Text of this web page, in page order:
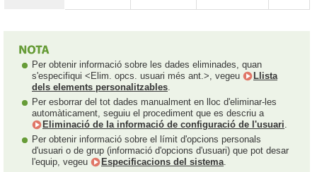
Per obtenir informació sobre les dades eliminades, quan
s'especifiqui <Elim. opcs. usuari més ant.>, vegeu
Llista
dels elements personalitzables.
Per esborrar del tot dades manualment en lloc d'eliminar-les
automàticament, seguiu el procediment que es descriu a
Eliminació de la informació de configuració de l'usuari.
Per obtenir informació sobre el límit d'opcions personals
d'usuari o de grup (informació d'opcions d'usuari) que pot desar
l'equip, vegeu
Especificacions del sistema.